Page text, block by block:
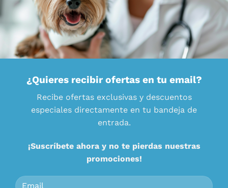
¿Quieres recibir ofertas en tu email?
Recibe ofertas exclusivas y descuentos
especiales directamente en tu bandeja de
entrada.
¡Suscríbete ahora y no te pierdas nuestras
promociones!